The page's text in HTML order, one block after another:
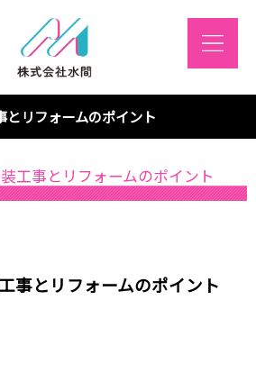
とリフォームのポイント
工事とリフォームのポイント
事とリフォームのポイント